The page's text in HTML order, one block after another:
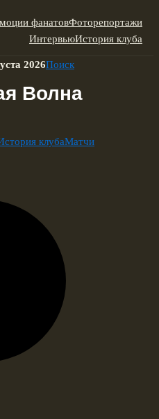
фанатовФоторепортажи
ИнтервьюИстория клуба
2026Поиск
клубаМатчи